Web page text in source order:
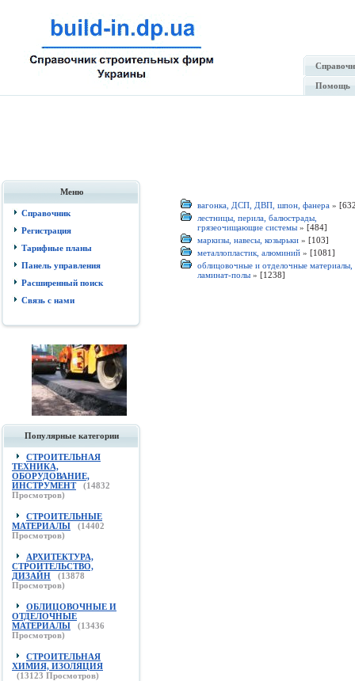
Помощь
Меню
Справочник
Регистрация
Тарифные планы
Панель управления
Расширенный поиск
Связь с нами
Популярные категории
СТРОИТЕЛЬНАЯ
ТЕХНИКА,
ОБОРУДОВАНИЕ,
ИНСТРУМЕНТ
(14832
Просмотров)
СТРОИТЕЛЬНЫЕ
МАТЕРИАЛЫ
(14402
Просмотров)
АРХИТЕКТУРА,
СТРОИТЕЛЬСТВО,
ДИЗАЙН
(13878
Просмотров)
ОБЛИЦОВОЧНЫЕ И
ОТДЕЛОЧНЫЕ
МАТЕРИАЛЫ
(13436
Просмотров)
СТРОИТЕЛЬНАЯ
ХИМИЯ, ИЗОЛЯЦИЯ
(13123 Просмотров)
вагонка, ДСП, ДВП, шпон, фанера»
лестницы, перила, балюстрады,
грязеочищающие системы» [484]
маркизы, навесы, козырьки» [103]
металлопластик, алюминий » [1081]
облицовочные и отделочные материалы,
ламинат-полы» [1238]